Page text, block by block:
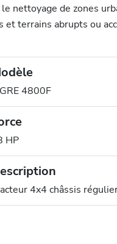
nettoyage de zones
terrains abrupts ou
4800F
HP
4x4 châssis